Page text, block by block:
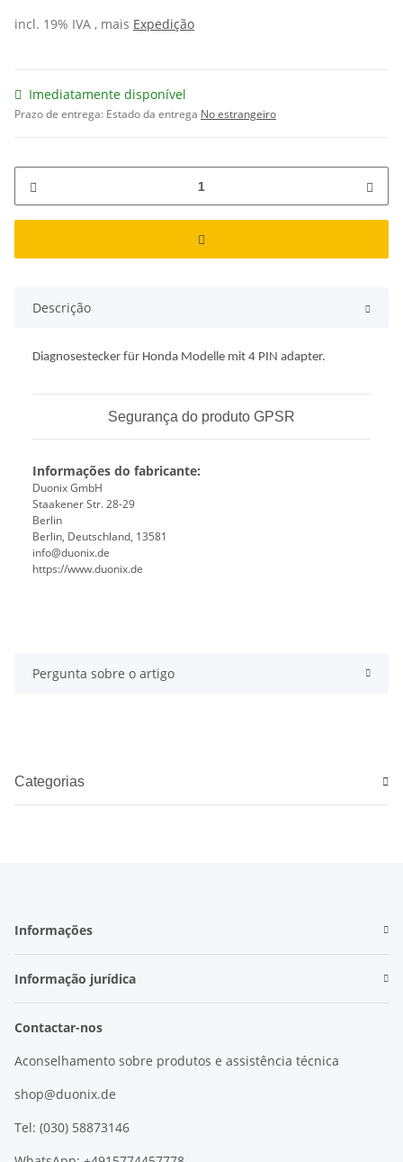
incl. 19% IVA , mais Expedição
Imediatamente disponível
Prazo de entrega: Estado da entrega No estrangeiro
Descrição
Diagnosestecker für Honda Modelle mit 4 PIN adapter.
Segurança do produto GPSR
Informações do fabricante:
Duonix GmbH
Staakener Str. 28-29
Berlin
Berlin, Deutschland, 13581
info@duonix.de
https://www.duonix.de
Pergunta sobre o artigo
Categorias
Informações
Informação jurídica
Contactar-nos
Aconselhamento sobre produtos e assistência técnica
shop@duonix.de
Tel: (030) 58873146